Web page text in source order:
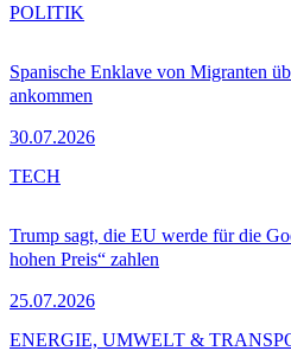
Spanische Enklave von Migranten
ankommen
30.07.2026
POLITIK
Trump sagt, die EU werde für die
hohen Preis“ zahlen
25.07.2026
TECH
ENERGIE, UMWELT &